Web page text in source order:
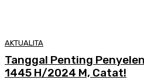
AKTUALITA
Tanggal Penting
1445 H/2024 M, Catat!